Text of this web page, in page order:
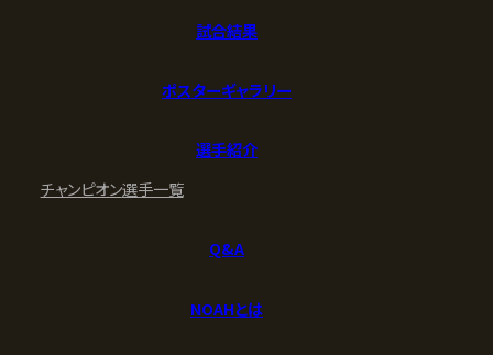
試合結果
ポスターギャラリー
選手紹介
チャンピオン選手一覧
Q&A
NOAHとは